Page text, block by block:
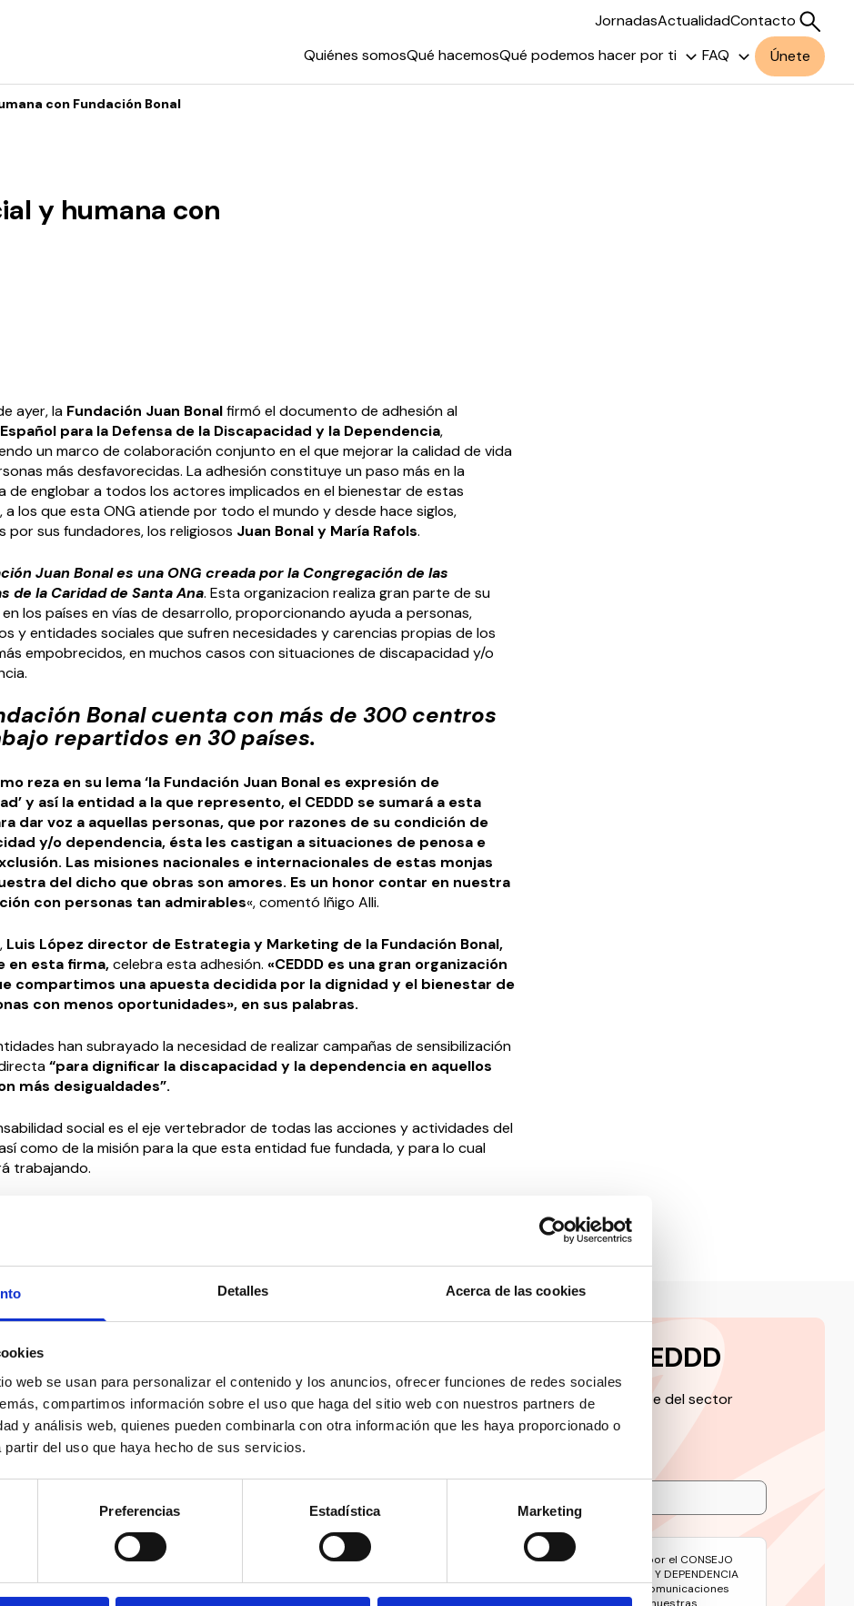
Detalles Acerca de las cookies
web se usan para personalizar el contenido y los anuncios, ofrecer funciones de redes sociales
compartimos información sobre el uso que haga del sitio web con nuestros partners de
y análisis web, quienes pueden combinarla con otra información que les haya proporcionado o
partir del uso que haya hecho de sus servicios.
Preferencias Estadística Marketing
JornadasActualidadContacto
Quiénes somosQué hacemosQué podemos hacer por ti FAQ Únete
con Fundación Bonal
y humana con
ayer, la Fundación Juan Bonalfirmó el documento de adhesión al
para la Defensa de la Discapacidad y la Dependencia,
un marco de colaboración conjunto en el que mejorar la calidad de vida
más desfavorecidas. La adhesión constituye un paso más en la
de englobar a todos los actores implicados en el bienestar de estas
a los que esta ONG atiende por todo el mundo y desde hace siglos,
por sus fundadores, los religiosos Juan Bonal y María Rafols.
Juan Bonal es una ONG creada por la Congregación de las
de la Caridad de Santa Ana. Esta organizacion realiza gran parte de su
los países en vías de desarrollo, proporcionando ayuda a personas,
y entidades sociales que sufren necesidades y carencias propias de los
empobrecidos, en muchos casos con situaciones de discapacidad y/o
Bonal cuenta con más de 300 centros
repartidos en 30 países.
reza en su lema ‘la Fundación Juan Bonal es expresión de
y así la entidad a la que represento, el CEDDD se sumará a esta
dar voz a aquellas personas, que por razones de su condición de
y/o dependencia, ésta les castigan a situaciones de penosa e
Las misiones nacionales e internacionales de estas monjas
del dicho que obras son amores. Es un honor contar en nuestra
con personas tan admirables«, comentó Iñigo Alli.
Luis López director de Estrategia y Marketing de la Fundación Bonal,
en esta firma,celebra esta adhesión. «CEDDD es una gran organización
compartimos una apuesta decidida por la dignidad y el bienestar de
con menos oportunidades», en sus palabras.
han subrayado la necesidad de realizar campañas de sensibilización
“para dignificar la discapacidad y la dependencia en aquellos
más desigualdades”.
social es el eje vertebrador de todas las acciones y actividades del
como de la misión para la que esta entidad fue fundada, y para lo cual
trabajando.
Social’ y mucho más en
Suscríbete a la newsletter CEDDD
Mantente siempre al día de la información más relevante del sector
social en un solo clic.
Los datos facilitados a través de este formulario serán tratados por el CONSEJO
ESPAÑOL PARA LA DEFENSA DE LAS PERSONAS CON DISCAPACIDAD Y DEPENDENCIA
(CEDDD), con la finalidad de gestionar su suscripción y remitirle comunicaciones